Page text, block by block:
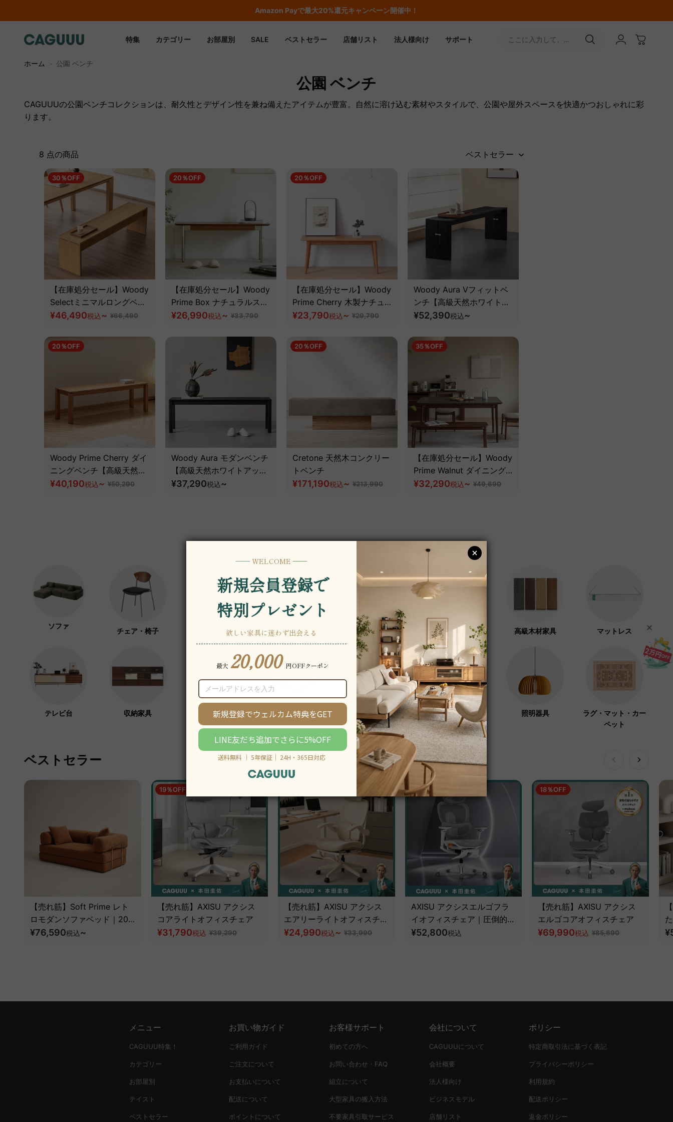
Amazon Payで最大20%還元キャンペーン開催中！
特集 カテゴリー お部屋別 SALE ベストセラー 店舗リスト 法人様向け サポート
ここに入力して、
ホーム
公園 ベンチ
公園 ベンチ
CAGUUUの公園ベンチコレクションは、耐久性とデザイン性を兼ね備えたアイテムが豊富。自然に溶け込む素材やスタイルで、公園や屋外スペースを快適かつおしゃれに彩
ります。
8 点の商品 ベストセラー
30％OFF
【在庫処分セール】Woody
Selectミニマルロングベン
チ
¥46,490税込~ ¥66,490
20％OFF
【在庫処分セール】Woody
Prime Box ナチュラルスタ
イルウッドベンチ【高級天
¥26,990税込~ ¥33,790
20％OFF
【在庫処分セール】Woody
Prime Cherry 木製ナチュ
ナルロングベンチ【高級天
¥23,790税込~ ¥29,790
Woody Aura Vフィットベ
ンチ【高級天然ホワイトア
ッシュ材】
¥52,390税込~
20％OFF
Woody Prime Cherry ダイ
ニングベンチ【高級天然チ
ェリー材】
¥40,190税込~ ¥50,290
Woody Aura モダンベンチ
【高級天然ホワイトアッシ
ュ材】
¥37,290税込~
20％OFF
Cretone 天然木コンクリー
トベンチ
¥171,190税込~ ¥213,990
35％OFF
【在庫処分セール】Woody
Prime Walnut ダイニング
ベンチ
¥32,290税込~ ¥49,690
ソファ
チェア・椅子 テーブル デスク・机 オフィス クラフト紙家具 高級木材家具 マットレス
テレビ台 収納家具 ドレッサー ソファ・ベッド ローテーブル・座卓
ハンガーラック・コ
ートハンガー
照明器具
ラグ・マット・カー
ペット
ベストセラー
【売れ筋】Soft Prime レト
ロモダンソファベッド｜20
色以上から選べるコーデュロ
¥76,590税込~
19％OFF
【売れ筋】AXISU アクシス
コアライトオフィスチェア
¥31,790税込 ¥39,290
【売れ筋】AXISU アクシス
エアリーライトオフィスチェ
ア
¥24,990税込~ ¥33,990
AXISU アクシスエルゴフラ
イオフィスチェア｜圧倒的な
追従機能とフルサポート構造
¥52,800税込
18％OFF
【売れ筋】AXISU アクシス
エルゴコアオフィスチェア
¥69,990税込 ¥85,690
メニュー
CAGUUU特集！
カテゴリー
お部屋別
テイスト
ベストセラー
お買い物ガイド
ご利用ガイド
ご注文について
お支払いについて
配送について
ポイントについて
お客様サポート
初めての方へ
お問い合わせ・FAQ
組立について
大型家具の搬入方法
不要家具引取サービス
会社について
CAGUUUについて
会社概要
法人様向け
ビジネスモデル
店舗リスト
ポリシー
特定商取引法に基づく表記
プライバシーポリシー
利用規約
配送ポリシー
返金ポリシー